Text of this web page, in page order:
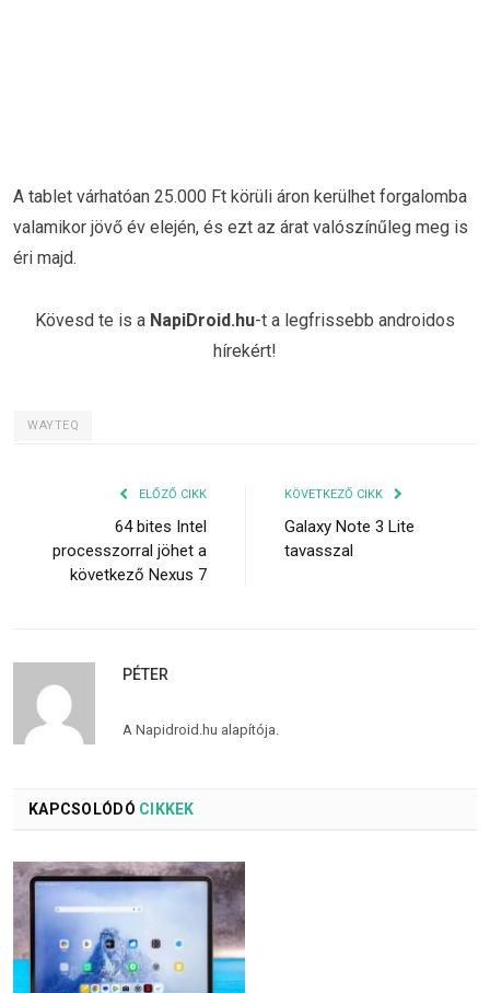
A tablet várhatóan 25.000 Ft körüli áron kerülhet forgalomba
valamikor jövő év elején, és ezt az árat valószínűleg meg is
éri majd.
Kövesd te is a NapiDroid.hu-t a legfrissebb androidos
hírekért!
WAYTEQ
ELŐZŐ CIKK
64 bites Intel
processzorral jöhet a
következő Nexus 7
KÖVETKEZŐ CIKK
Galaxy Note 3 Lite
tavasszal
PÉTER
A Napidroid.hu alapítója.
KAPCSOLÓDÓ CIKKEK